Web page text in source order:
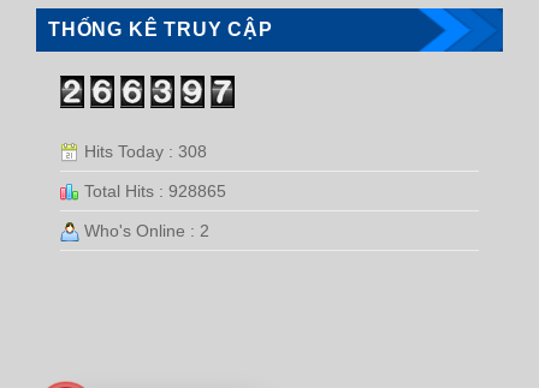
THỐNG KÊ TRUY CẬP
Hits Today : 308
Total Hits : 928865
Who's Online : 2